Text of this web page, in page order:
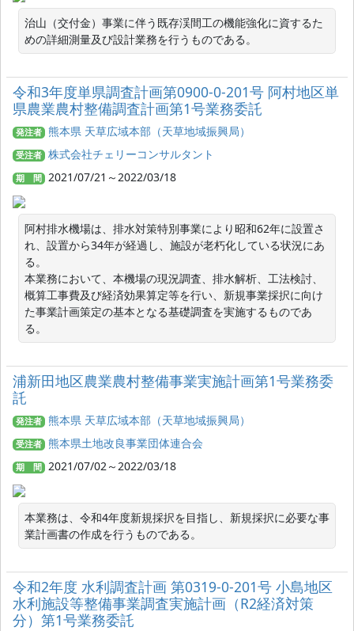
治山（交付金）事業に伴う既存渓間工の機能強化に資するた
めの詳細測量及び設計業務を行うものである。
令和3年度単県調査計画第0900-0-201号 阿村地区単
県農業農村整備調査計画第1号業務委託
発注者 熊本県 天草広域本部（天草地域振興局）
受注者 株式会社チェリーコンサルタント
期 間 2021/07/21～2022/03/18
阿村排水機場は、排水対策特別事業により昭和62年に設置さ
れ、設置から34年が経過し、施設が老朽化している状況にあ
る。
本業務において、本機場の現況調査、排水解析、工法検討、
概算工事費及び経済効果算定等を行い、新規事業採択に向け
た事業計画策定の基本となる基礎調査を実施するものであ
る。
浦新田地区農業農村整備事業実施計画第1号業務委
託
発注者 熊本県 天草広域本部（天草地域振興局）
受注者 熊本県土地改良事業団体連合会
期 間 2021/07/02～2022/03/18
本業務は、令和4年度新規採択を目指し、新規採択に必要な事
業計画書の作成を行うものである。
令和2年度 水利調査計画 第0319-0-201号 小島地区
水利施設等整備事業調査実施計画（R2経済対策
分）第1号業務委託